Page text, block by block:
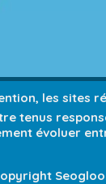
les sites
tenus
évoluer